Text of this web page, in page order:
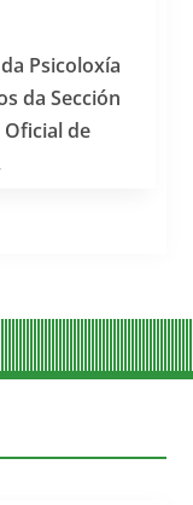
Psicoloxía
da Sección
de